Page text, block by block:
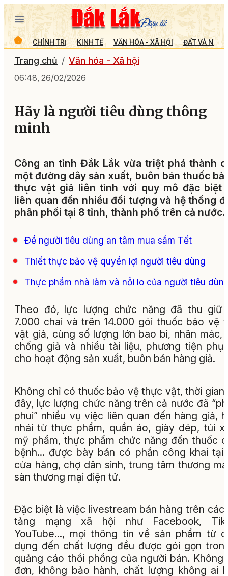
CHÍNH TRỊ KINH TẾ VĂN HÓA - XÃ HỘI ĐẤT VÀ
Trang chủ Văn hóa - Xã hội
06:48, 26/02/2026
Hãy là người tiêu dùng thông
minh
Công an tỉnh Đắk Lắk vừa triệt phá thành
một đường dây sản xuất, buôn bán thuốc
thực vật giả liên tỉnh với quy mô đặc biệt
liên quan đến nhiều đối tượng và hệ thống
phân phối tại 8 tỉnh, thành phố trên cả nước.
Để người tiêu dùng an tâm mua sắm Tết
Thiết thực bảo vệ quyền lợi người tiêu dùng
Thực phẩm nhà làm và nỗi lo của người tiêu
Theo đó, lực lượng chức năng đã thu giữ
7.000 chai và trên 14.000 gói thuốc bảo vệ
vật giả, cùng số lượng lớn bao bì, nhãn mác,
chống giả và nhiều tài liệu, phương tiện
cho hoạt động sản xuất, buôn bán hàng giả.
Không chỉ có thuốc bảo vệ thực vật, thời gian
đây, lực lượng chức năng trên cả nước đã
phui” nhiều vụ việc liên quan đến hàng giả,
nhái từ thực phẩm, quần áo, giày dép, túi
mỹ phẩm, thực phẩm chức năng đến thuốc
bệnh... được bày bán có phần công khai tại
cửa hàng, chợ dân sinh, trung tâm thương
sàn thương mại điện tử.
Đặc biệt là việc livestream bán hàng trên các
tảng mạng xã hội như Facebook,
YouTube..., mọi thông tin về sản phẩm từ
dụng đến chất lượng đều được gói gọn
quảng cáo thổi phồng của người bán. Không
đơn, không bảo hành, chất lượng không ai